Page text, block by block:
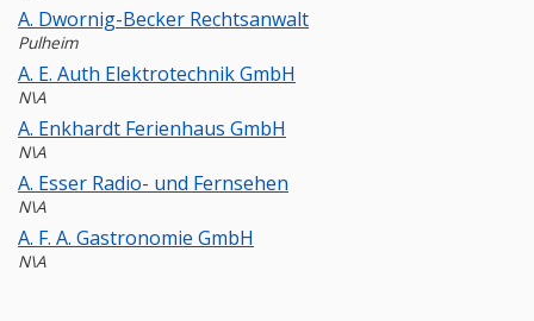
A. Dwornig-Becker Rechtsanwalt
Pulheim
A. E. Auth Elektrotechnik GmbH
N\A
A. Enkhardt Ferienhaus GmbH
N\A
A. Esser Radio- und Fernsehen
N\A
A. F. A. Gastronomie GmbH
N\A